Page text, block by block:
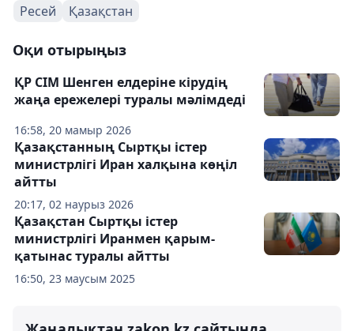
Ресей Қазақстан
Оқи отырыңыз
16:58, 20 мамыр 2026
ҚР СІМ Шенген елдеріне кірудің
жаңа ережелері туралы мәлімдеді
20:17, 02 наурыз 2026
Қазақстанның Сыртқы істер
министрлігі Иран халқына көңіл
айтты
16:50, 23 маусым 2025
Қазақстан Сыртқы істер
министрлігі Иранмен қарым-
қатынас туралы айтты